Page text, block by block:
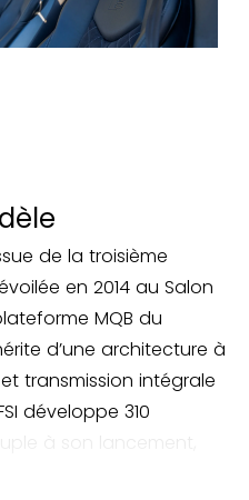
à gauche et à
à l'intérieur avec
en acier inoxydable
complémentaires
permanente Quattro
aluminium avec
en cuir
3 branches aplati en
surpiqûres spécifiques
de vitesses
homogène des
de la troisième
en 2014 au Salon
MQB du
d’une architecture à
transmission intégrale
développe 310
2021.